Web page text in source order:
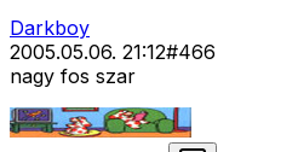
Darkboy
2005.05.06. 21:12#466
nagy fos szar